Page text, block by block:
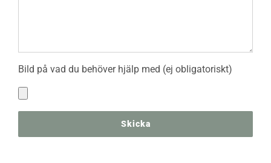
Bild på vad du behöver hjälp med (ej obligatoriskt)